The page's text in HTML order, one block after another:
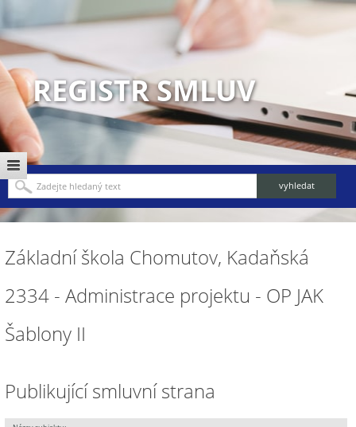
REGISTR SMLUV
Základní škola Chomutov, Kadaňská
2334 - Administrace projektu - OP JAK
Šablony II
Publikující smluvní strana